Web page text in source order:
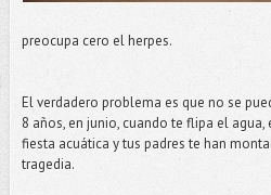
preocupa cero el herpes.
El verdadero problema es que no se
8 años, en junio, cuando te flipa el
fiesta acuática y tus padres te han
tragedia.